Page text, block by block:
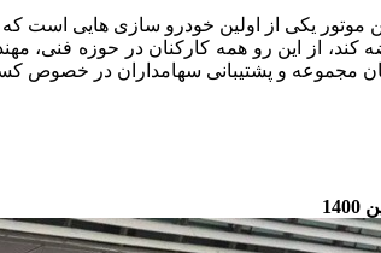
کند، از این رو همه کارکنان در حوزه
مجموعه و پشتیبانی سهامداران در خصوص